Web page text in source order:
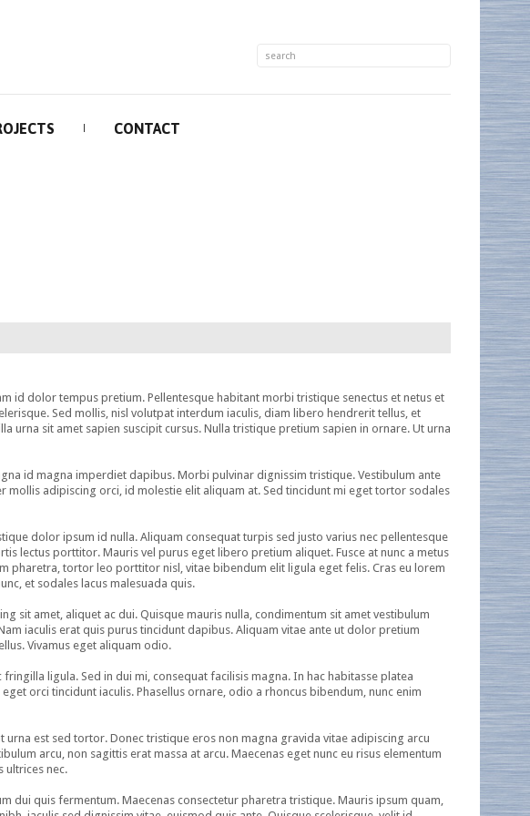
CONTACT
id dolor tempus pretium. Pellentesque habitant morbi tristique senectus et netus et
Sed mollis, nisl volutpat interdum iaculis, diam libero hendrerit tellus, et
urna sit amet sapien suscipit cursus. Nulla tristique pretium sapien in ornare. Ut urna
id magna imperdiet dapibus. Morbi pulvinar dignissim tristique. Vestibulum ante
adipiscing orci, id molestie elit aliquam at. Sed tincidunt mi eget tortor sodales
dolor ipsum id nulla. Aliquam consequat turpis sed justo varius nec pellentesque
lectus porttitor. Mauris vel purus eget libero pretium aliquet. Fusce at nunc a metus
pharetra, tortor leo porttitor nisl, vitae bibendum elit ligula eget felis. Cras eu lorem
et sodales lacus malesuada quis.
sit amet, aliquet ac dui. Quisque mauris nulla, condimentum sit amet vestibulum
iaculis erat quis purus tincidunt dapibus. Aliquam vitae ante ut dolor pretium
Vivamus eget aliquam odio.
ligula. Sed in dui mi, consequat facilisis magna. In hac habitasse platea
orci tincidunt iaculis. Phasellus ornare, odio a rhoncus bibendum, nunc enim
est sed tortor. Donec tristique eros non magna gravida vitae adipiscing arcu
arcu, non sagittis erat massa at arcu. Maecenas eget nunc eu risus elementum
ultrices nec.
dui quis fermentum. Maecenas consectetur pharetra tristique. Mauris ipsum quam,